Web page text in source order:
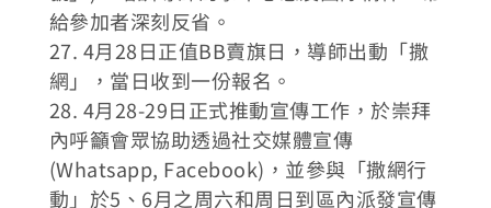
給參加者深刻反省。
27. 4月28日正值BB賣旗日，導師出動「撒
網」，當日收到一份報名。
28. 4月28-29日正式推動宣傳工作，於崇拜
內呼籲會眾協助透過社交媒體宣傳
(Whatsapp, Facebook)，並參與「撒網行
動」於5、6月之周六和周日到區內派發宣傳